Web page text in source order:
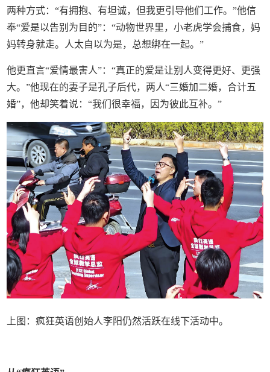
两种方式：“有拥抱、有坦诚，但我更引导他们工作。”他信
奉“爱是以告别为目的”：“动物世界里，小老虎学会捕食，妈
妈转身就走。人太自以为是，总想绑在一起。”
他更直言“爱情最害人”：“真正的爱是让别人变得更好、更强
大。”他现在的妻子是孔子后代，两人“三婚加二婚，合计五
婚”，他却笑着说：“我们很幸福，因为彼此互补。”
上图：疯狂英语创始人李阳仍然活跃在线下活动中。